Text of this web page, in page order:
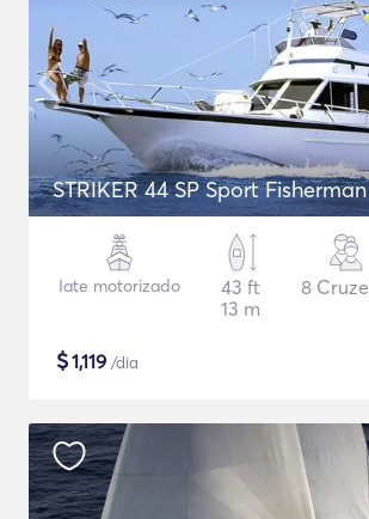
STRIKER 44 SP Sport Fisherman
Iate motorizado
43 ft
13 m
8
$1,119 /dia